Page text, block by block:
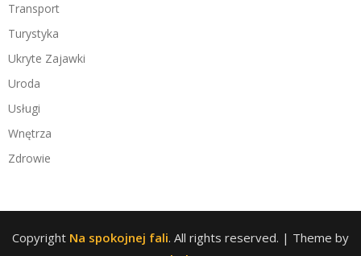
Transport
Turystyka
Ukryte Zajawki
Uroda
Usługi
Wnętrza
Zdrowie
Copyright Na spokojnej fali. All rights reserved. | Theme by